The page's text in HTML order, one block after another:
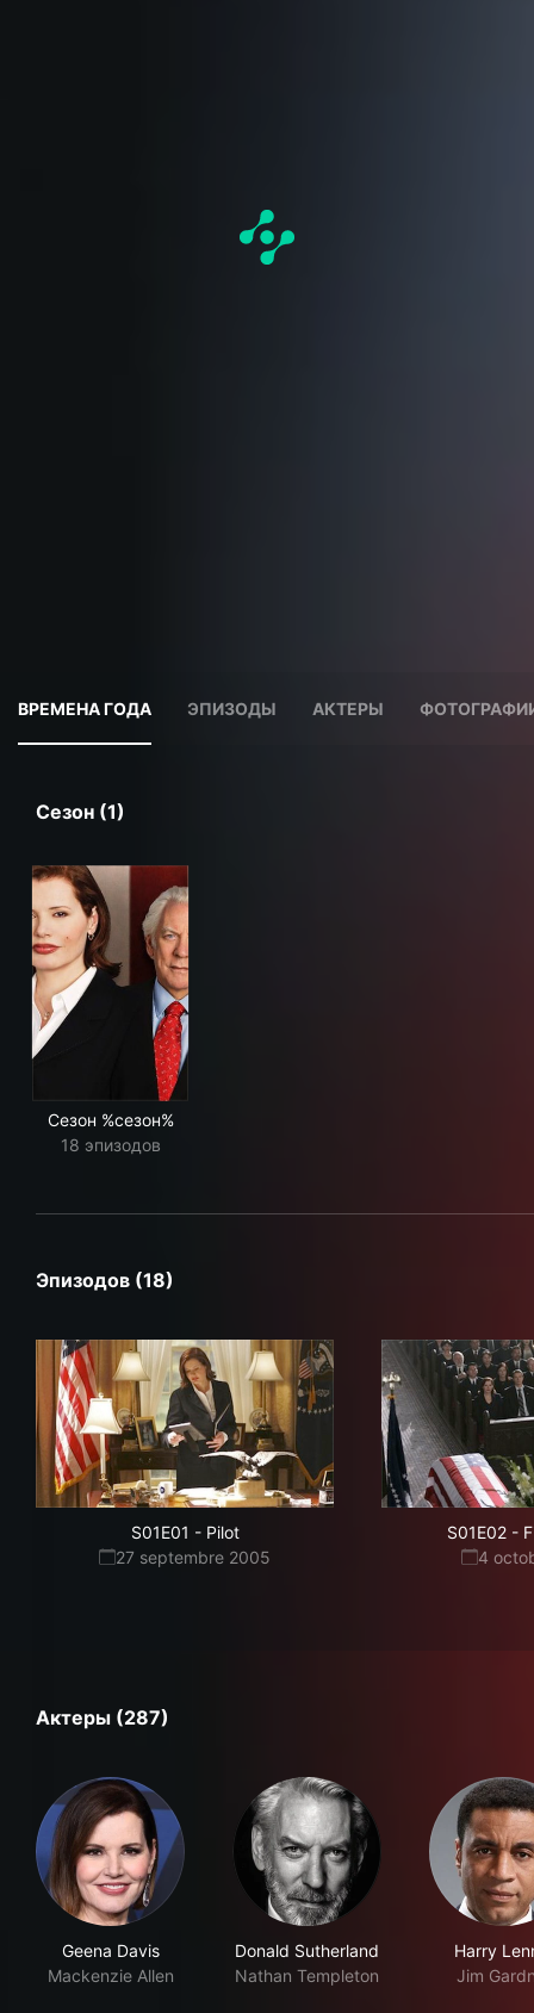
ВРЕМЕНА ГОДА ЭПИЗОДЫ АКТЕРЫ
Сезон (1)
Сезон %сезон%
18 эпизодов
Эпизодов (18)
S01E01 - Pilot
27 septembre 2005
S01E02-
4
Актеры (287)
Geena Davis
Mackenzie Allen
Donald Sutherland
Nathan Templeton
Harry
Jim